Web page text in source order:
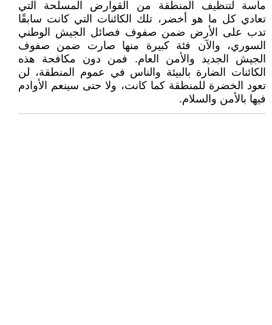
ماسة لتنظيف المنطقة من القوارض المسلحة التي
تعادي كل ما هو أخضر، تلك الكائنات التي كانت سابقًا
تدب على الأرض ضمن صفوف فصائل الجيش الوطني
السوري، والآن فئة كبيرة منها صارت ضمن صفوف
الجيش الجديد والأمن العام. فمن دون مكافحة هذه
الكائنات الضارة بالبيئة والناس في عموم المنطقة، لن
تعود الخضرة للمنطقة كما كانت، ولا حتى سينعم الأوادم
فيها بالأمن والسلام.